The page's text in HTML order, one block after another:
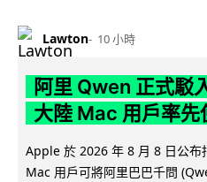
Lawton 10 小時
阿里 Qwen 正式駁
大陸 Mac 用戶率先
Apple 於 2026 年 8 月 8 日公布
Mac 用戶可將阿里巴巴千問